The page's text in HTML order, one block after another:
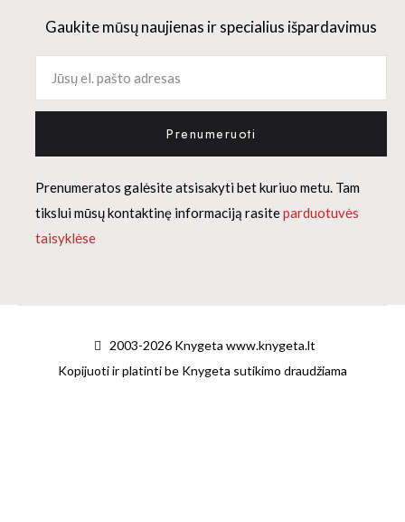
Gaukite mūsų naujienas ir specialius išpardavimus
Prenumeruoti
Prenumeratos galėsite atsisakyti bet kuriuo metu. Tam
tikslui mūsų kontaktinę informaciją rasiteparduotuvės
taisyklėse
2003-2026 Knygeta www.knygeta.lt
Kopijuoti ir platinti be Knygeta sutikimo draudžiama